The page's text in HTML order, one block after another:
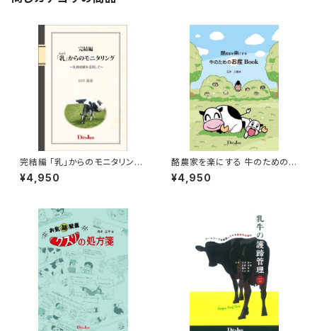
完結編 「乳」からのモニタリング
～乳検成績を活用して～
¥4,950
酪農家を楽にする 牛のための
お産Book
¥4,950